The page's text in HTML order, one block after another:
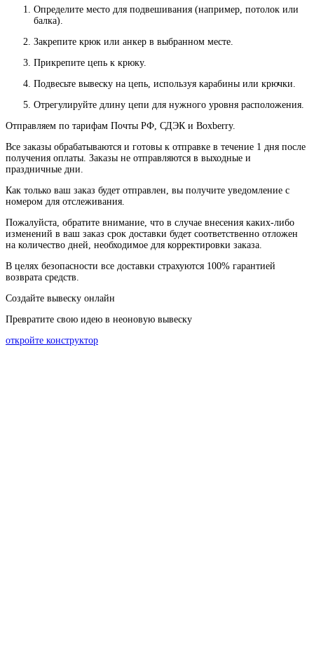
Определите место для подвешивания (например, потолок или
балка).
Закрепите крюк или анкер в выбранном месте.
Прикрепите цепь к крюку.
Подвесьте вывеску на цепь, используя карабины или крючки.
Отрегулируйте длину цепи для нужного уровня расположения.
Отправляем по тарифам Почты РФ, СДЭК и Boxberry.
Все заказы обрабатываются и готовы к отправке в течение 1 дня после
получения оплаты Заказы не отправляются в выходные и
праздничные дни
Как только ваш заказ будет отправлен вы получите уведомление с
номером для отслеживания
Пожалуйста , обратите внимание что в случае внесения каких-либо
изменений в ваш заказ срок доставки будет соответственно отложен
на количество дней необходимое для корректировки заказа
В целях безопасности все доставки страхуются 100% гарантией
возврата средств.
Создайте вывеску онлайн
Превратите свою идею в неоновую вывеску
откройте конструктор